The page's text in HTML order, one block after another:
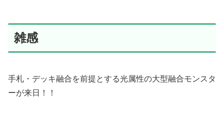
雑感
手札・デッキ融合を前提とする光属性の大型融合モンスタ
ーが来日！！